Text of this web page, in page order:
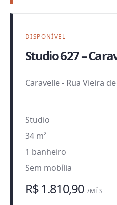
DISPONÍVEL
Studio 627 –
Caravelle- Rua Vieira
Studio
34 m²
1 banheiro
Sem mobília
R$ 1.810,90 /MÊS